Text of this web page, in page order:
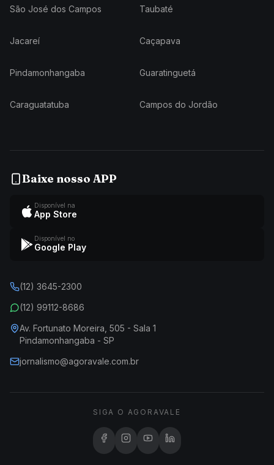
São José dos Campos Taubaté
Jacareí Caçapava
Pindamonhangaba Guaratinguetá
Caraguatatuba Campos do Jordão
Baixe nosso APP
Disponível na
App Store
Disponível no
Google Play
(12) 3645-2300
(12) 99112-8686
Av. Fortunato Moreira, 505 - Sala 1
Pindamonhangaba - SP
jornalismo@agoravale.com.br
SIGA O AGORAVALE